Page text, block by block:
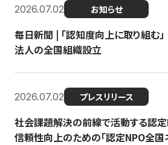
2026.07.02 お知らせ
毎日新聞 | 「認知度向上に取り組む
法人の全国組織設立
2026.07.02 プレスリリース
社会課題解決の前線で活動する認
信頼性向上のための「認定NPO全国